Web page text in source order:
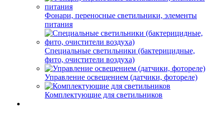
Фонари, переносные светильники, элементы
питания
Специальные светильники (бактерицидные,
фито, очистители воздуха)
Управление освещением (датчики, фотореле)
Комплектующие для светильников